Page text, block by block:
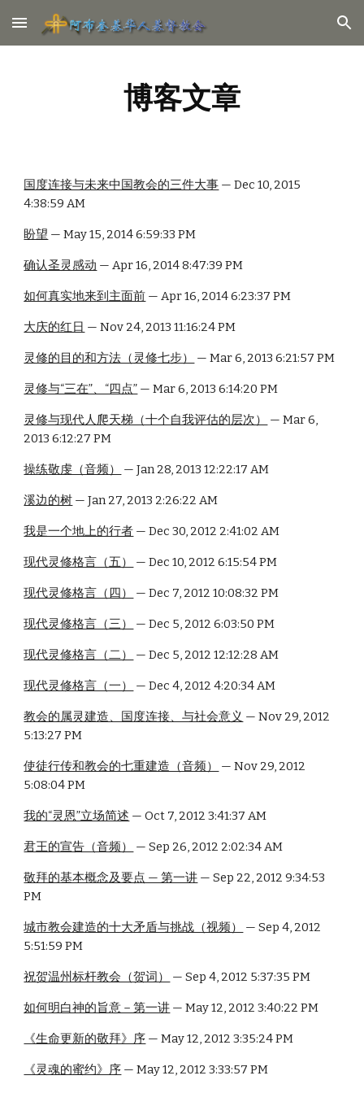
Skip to main content Skip to navigation
博客文章
国度连接与未来中国教会的三件大事 — Dec 10, 2015
4:38:59 AM
盼望 — May 15, 2014 6:59:33 PM
确认圣灵感动 — Apr 16, 2014 8:47:39 PM
如何真实地来到主面前 — Apr 16, 2014 6:23:37 PM
大庆的红日 — Nov 24, 2013 11:16:24 PM
灵修的目的和方法（灵修七步） — Mar 6, 2013 6:21:57 PM
灵修与“三在”、“四点” — Mar 6, 2013 6:14:20 PM
灵修与现代人爬天梯（十个自我评估的层次）
— Mar 6,
2013 6:12:27 PM
操练敬虔（音频） — Jan 28, 2013 12:22:17 AM
溪边的树 — Jan 27, 2013 2:26:22 AM
我是一个地上的行者 — Dec 30, 2012 2:41:02 AM
现代灵修格言（五） — Dec 10, 2012 6:15:54 PM
现代灵修格言（四） — Dec 7, 2012 10:08:32 PM
现代灵修格言（三） — Dec 5, 2012 6:03:50 PM
现代灵修格言（二） — Dec 5, 2012 12:12:28 AM
现代灵修格言（一） — Dec 4, 2012 4:20:34 AM
教会的属灵建造、国度连接、与社会意义 — Nov 29, 2012
5:13:27 PM
使徒行传和教会的七重建造（音频）
— Nov 29, 2012
5:08:04 PM
我的“灵恩”立场简述 — Oct 7, 2012 3:41:37 AM
君王的宣告（音频） — Sep 26, 2012 2:02:34 AM
敬拜的基本概念及要点 — 第一讲 — Sep 22, 2012 9:34:53
PM
城市教会建造的十大矛盾与挑战（视频）
— Sep 4, 2012
5:51:59 PM
祝贺温州标杆教会（贺词） — Sep 4, 2012 5:37:35 PM
如何明白神的旨意－第一讲 — May 12, 2012 3:40:22 PM
《生命更新的敬拜》序 — May 12, 2012 3:35:24 PM
《灵魂的蜜约》序 — May 12, 2012 3:33:57 PM